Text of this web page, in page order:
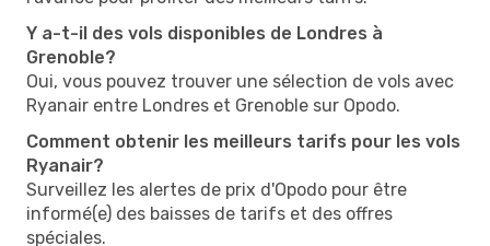
Y a-t-il des vols disponibles de Londres à
Grenoble?
Oui, vous pouvez trouver une sélection de vols avec
Ryanair entre Londres et Grenoble sur Opodo.
Comment obtenir les meilleurs tarifs pour les vols
Ryanair?
Surveillez les alertes de prix d'Opodo pour être
informé(e) des baisses de tarifs et des offres
spéciales.